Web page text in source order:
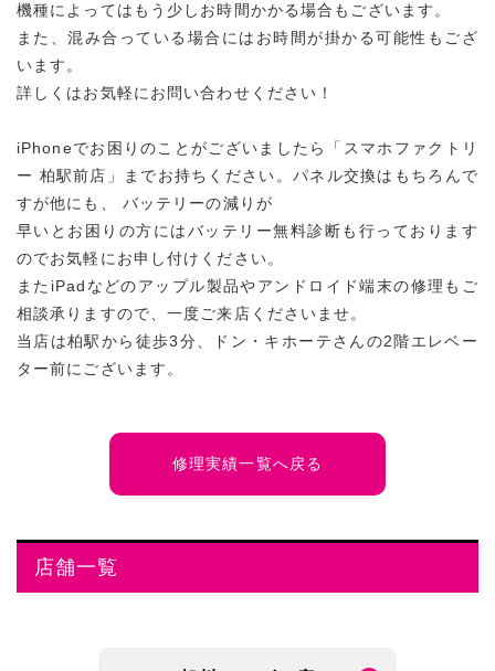
機種によってはもう少しお時間かかる場合もございます。
また、混み合っている場合にはお時間が掛かる可能性もござ
います。
詳しくはお気軽にお問い合わせください！
iPhoneでお困りのことがございましたら「スマホファクトリ
ー 柏駅前店」までお持ちください。パネル交換はもちろんで
すが他にも、 バッテリーの減りが
早いとお困りの方にはバッテリー無料診断も行っております
のでお気軽にお申し付けください。
またiPadなどのアップル製品やアンドロイド端末の修理もご
相談承りますので、一度ご来店くださいませ。
当店は柏駅から徒歩3分、ドン・キホーテさんの2階エレベー
ター前にございます。
修理実績一覧へ戻る
店舗一覧